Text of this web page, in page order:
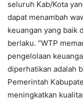
seluruh Kab/Kota
dapat menambah
keuangan yang baik
berlaku. “WTP
pengelolaan
diperhatikan adalah
Pemerintah
meningkatkan